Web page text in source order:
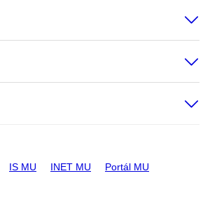
IS MU INET MU Portál MU